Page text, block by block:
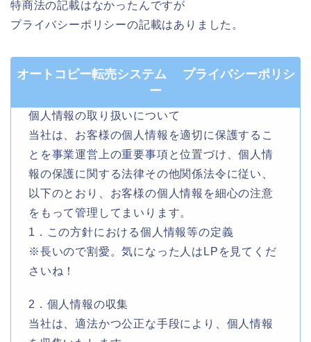
特商法の記載はなかったんですが
プライバシーポリシーの記載はありました。
オートコピー転売システム プライバシーポリシ
ー
個人情報の取り扱いについて
当社は、お客様の個人情報を適切に保護するこ
とを事業運営上の重要事項と位置づけ、個人情
報の保護に関する法律その他関係法令に従い、
以下のとおり、お客様の個人情報を細心の注意
をもって管理してまいります。
1．この方針における個人情報等の定義
※長いので割愛。気になった人はLPを見てくだ
さいね！
2．個人情報の収集
当社は、適法かつ公正な手段により、個人情報